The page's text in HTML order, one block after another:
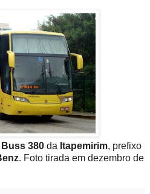
380 da Itapemirim, prefixo
. Foto tirada em dezembro de